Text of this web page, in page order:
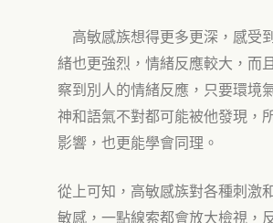
高敏感族想得更多更深 ， 感受
緒也更強烈 ， 情緒反應較大，而
察到別人的情緒反應，只要環境
神和語氣不對都可能被他發現 ，
影響， 也更能學會同理。
從上可知，高敏感族對各種刺激
敏感，一點線索都會放大檢視，